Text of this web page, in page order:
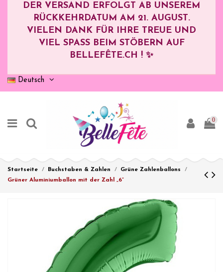
DER VERSAND ERFOLGT AB UNSEREM
RÜCKKEHRDATUM AM 21. AUGUST.
VIELEN DANK FÜR IHRE TREUE UND
VIEL SPASS BEIM STÖBERN AUF B
ELLEFÊTE.CH ! ✨
Deutsch
0
Startseite Buchstaben & Zahlen
Grüne Zahlenballons
Grüner Aluminiumballon mit der Zahl „6“